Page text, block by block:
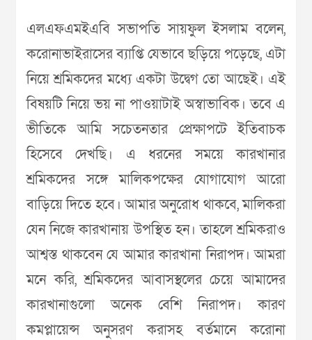
এলএফএমইএবি সভাপতি সায়ফুল ইসলাম বলেন,
করোনাভাইরাসের ব্যাপ্তি যেভাবে ছড়িয়ে পড়েছে, এটা
নিয়ে শ্রমিকদের মধ্যে একটা উদ্বেগ তো আছেই। এই
বিষয়টি নিয়ে ভয় না পাওয়াটাই অস্বাভাবিক। তবে এ
ভীতিকে আমি সচেতনতার প্রেক্ষাপটে ইতিবাচক
হিসেবে দেখছি। এ ধরনের সময়ে কারখানার
শ্রমিকদের সঙ্গে মালিকপক্ষের যোগাযোগ আরো
বাড়িয়ে দিতে হবে। আমার অনুরোধ থাকবে, মালিকরা
যেন নিজে কারখানায় উপস্থিত হন। তাহলে শ্রমিকরাও
আশ্বস্ত থাকবেন যে আমার কারখানা নিরাপদ। আমরা
মনে করি, শ্রমিকদের আবাসস্থলের চেয়ে আমাদের
কারখানাগুলো অনেক বেশি নিরাপদ। কারণ
কমপ্লায়েন্স অনুসরণ করাসহ বর্তমানে করোনা